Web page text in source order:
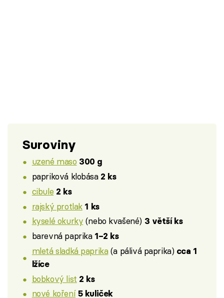
Suroviny
uzené maso 300 g
papriková klobása 2 ks
cibule 2 ks
rajský protlak 1 ks
kyselé okurky (nebo kvašené) 3 větší ks
barevná paprika 1–2 ks
mletá sladká paprika(a pálivá paprika) cca 1
lžíce
bobkový list 2 ks
nové koření 5 kuliček